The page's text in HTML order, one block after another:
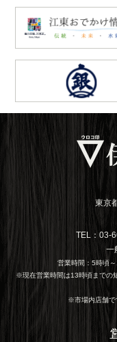
東京
TEL：03-
一
営業時間：5時頃
※現在営業時間は13時頃までの
※市場内店舗で